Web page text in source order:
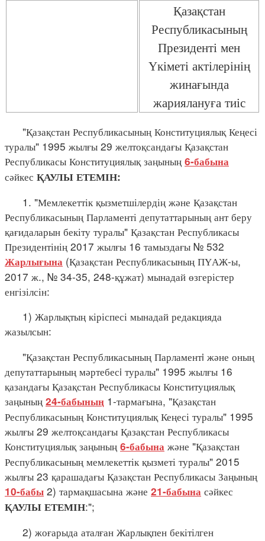
Қазақстан
Республикасының
Президенті мен
Үкіметі актілерінің
жинағында
жариялануға тиіс
"Қазақстан Республикасының Конституциялық Кеңесі
туралы" 1995 жылғы 29 желтоқсандағы Қазақстан
Республикасы Конституциялық заңының 6-бабына
сәйкес ҚАУЛЫ ЕТЕМІН:
1. "Мемлекеттік қызметшілердің және Қазақстан
Республикасының Парламенті депутаттарының ант беру
қағидаларын бекіту туралы" Қазақстан Республикасы
Президентінің 2017 жылғы 16 тамыздағы № 532
Жарлығына (Қазақстан Республикасының ПҮАЖ-ы,
2017 ж., № 34-35, 248-құжат) мынадай өзгерістер
енгізілсін:
1) Жарлықтың кіріспесі мынадай редакцияда
жазылсын:
"Қазақстан Республикасының Парламентi және оның
депутаттарының мәртебесi туралы" 1995 жылғы 16
қазандағы Қазақстан Республикасы Конституциялық
заңының 24-бабының 1-тармағына, "Қазақстан
Республикасының Конституциялық Кеңесі туралы" 1995
жылғы 29 желтоқсандағы Қазақстан Республикасы
Конституциялық заңының 6-бабына және "Қазақстан
Республикасының мемлекеттік қызметі туралы" 2015
жылғы 23 қарашадағы Қазақстан Республикасы Заңының
10-бабы 2) тармақшасына және 21-бабына сәйкес
ҚАУЛЫ ЕТЕМІН:";
2) жоғарыда аталған Жарлықпен бекітілген